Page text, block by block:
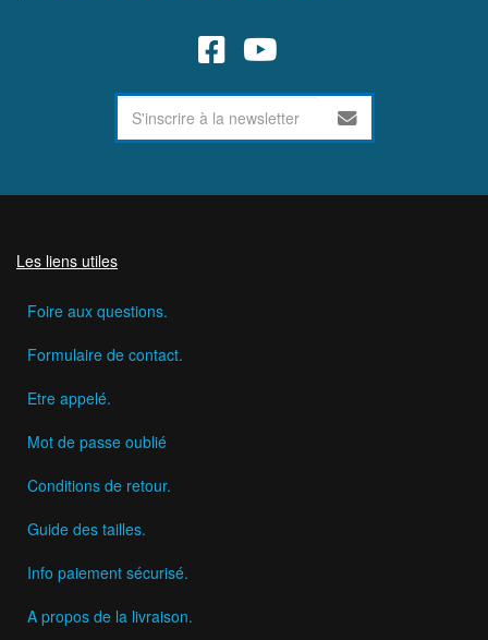
Les liens utiles
Foire aux questions.
Formulaire de contact.
Etre appelé.
Mot de passe oublié
Conditions de retour.
Guide des tailles.
Info paiement sécurisé.
A propos de la livraison.